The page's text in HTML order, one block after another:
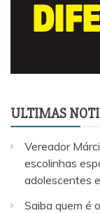
ULTIMAS
Vereador
escolinhas
adolescentes
Saiba quem é